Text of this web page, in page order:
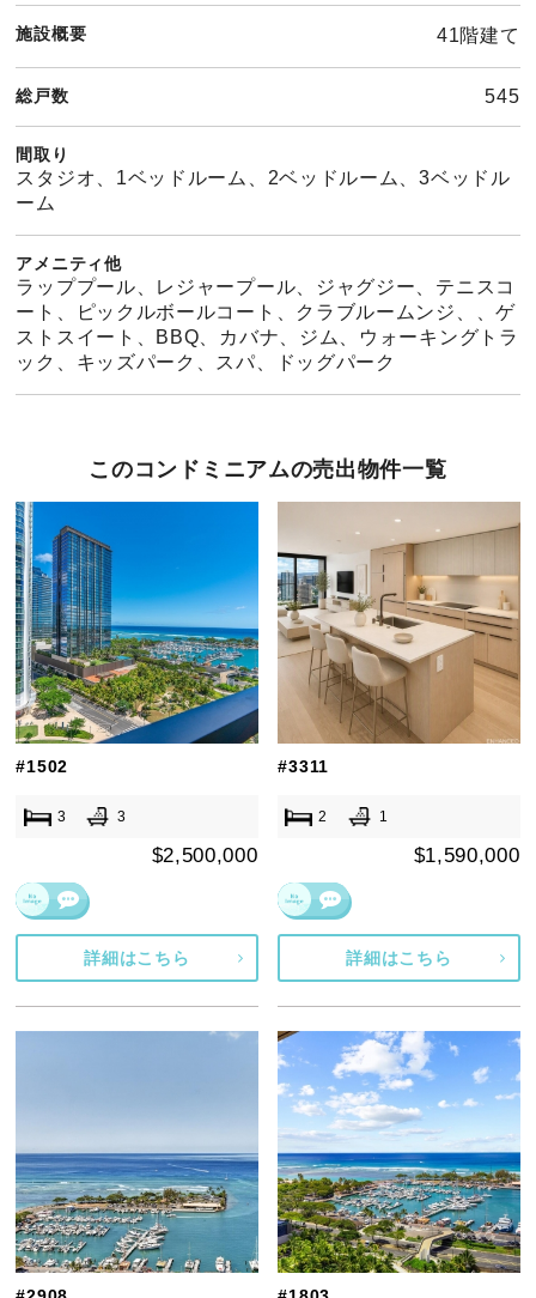
施設概要 41階建て
総戸数 545
間取り
スタジオ、1ベッドルーム、2ベッドルーム、3ベッドル
ーム
アメニティ他
ラッププール、レジャープール、ジャグジー、テニスコ
ート、ピックルボールコート、クラブルームンジ、、ゲ
ストスイート、BBQ、カバナ、ジム、ウォーキングトラ
ック、キッズパーク、スパ、ドッグパーク
このコンドミニアムの売出物件一覧
#1502
3 3
$2,500,000
詳細はこちら
#3311
2 1
$1,590,000
詳細はこちら